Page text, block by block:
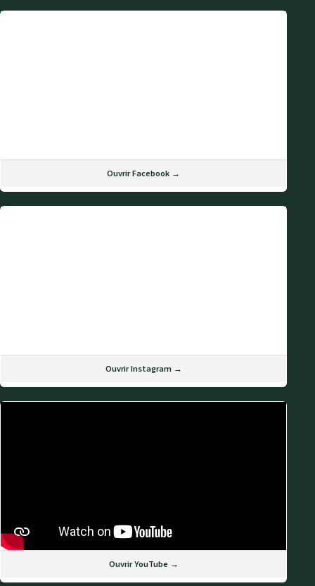
Ouvrir Facebook →
Ouvrir Instagram →
Ouvrir YouTube →